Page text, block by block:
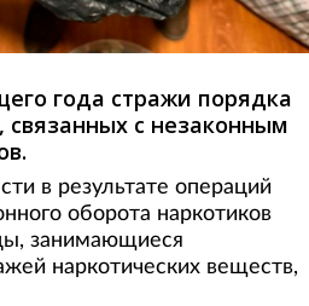
года стражи порядка
связанных с незаконным
в результате операций
оборота наркотиков
занимающиеся
наркотических веществ,